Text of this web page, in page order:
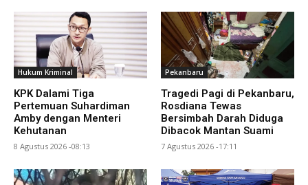
Hukum Kriminal
KPK Dalami Tiga
Pertemuan Suhardiman
Amby dengan Menteri
Kehutanan
8 Agustus 2026 -08:13
Pekanbaru
Tragedi Pagi di Pekanbaru,
Rosdiana Tewas
Bersimbah Darah Diduga
Dibacok Mantan Suami
7 Agustus 2026 -17:11